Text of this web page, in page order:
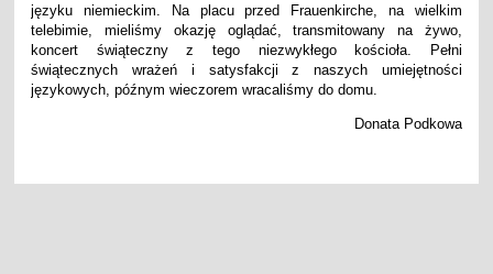
języku niemieckim. Na placu przed Frauenkirche, na wielkim
telebimie, mieliśmy okazję oglądać, transmitowany na żywo,
koncert świąteczny z tego niezwykłego kościoła. Pełni
świątecznych wrażeń i satysfakcji z naszych umiejętności
językowych, późnym wieczorem wracaliśmy do domu.
Donata Podkowa